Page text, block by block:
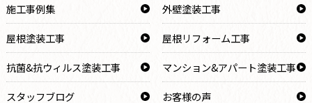
施工事例集
外壁塗装工事
屋根塗装工事
屋根リフォーム工事
抗菌&抗ウィルス塗装工事
マンション&アパート塗装工事
スタッフブログ
お客様の声